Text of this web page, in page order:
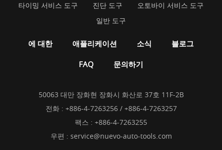
타이밍 서비스 도구
진단 도구
오토바이 서비스 도구
일반 도구
에 대한 애플리케이션 소식 블로그
FAQ 문의하기
50063 대만 장화현 장화시 화산로 37호 11F-2B
전화 : +886-4-7263256 / +886-4-7263257
팩스 : +886-4-7263255
우편 : service@nuevo-auto-tools.com